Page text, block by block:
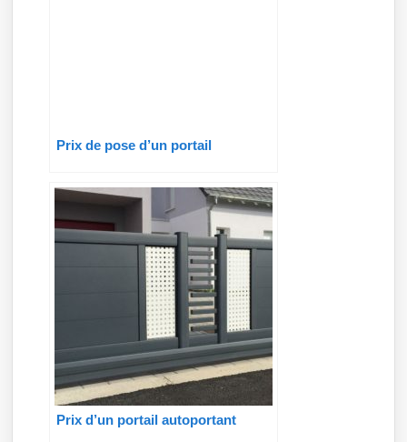
Prix de pose d’un portail
Prix d’un portail autoportant